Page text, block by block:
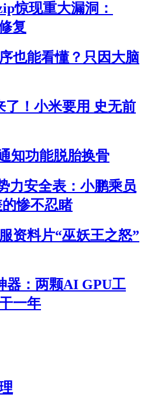
惊现重大漏洞：
复
也能看懂？只因大脑
了！小米要用 史无前
知功能脱胎换骨
力安全表：小鹏乘员
惨不忍睹
资料片“巫妖王之怒”
器：两颗AI GPU工
一年